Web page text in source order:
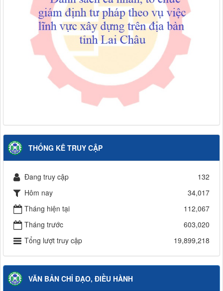
THỐNG KÊ TRUY CẬP
Đang truy cập
132
Hôm nay
34,017
Tháng hiện tại
112,067
Tháng trước
603,020
Tổng lượt truy cập
19,899,218
VĂN BẢN CHỈ ĐẠO, ĐIỀU HÀNH
59/2026/QĐ-UBND
Quyết định bãi bỏ Quyết định số 43/2025/QĐ-UBND ngày 14
Sở Xây dựng tỉnh Lai Châu
Thời gian đăng: 04/08/2026